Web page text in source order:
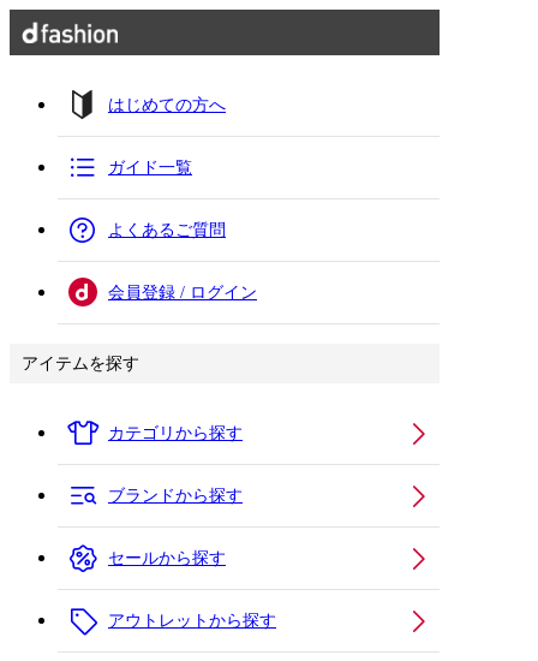
はじめての方へ
ガイド一覧
よくあるご質問
会員登録 / ログイン
アイテムを探す
カテゴリから探す
ブランドから探す
セールから探す
アウトレットから探す